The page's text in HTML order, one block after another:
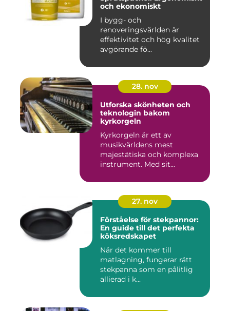
och ekonomiskt
I bygg- och
renoveringsvärlden är
effektivitet och hög kvalitet
avgörande fö...
28. nov
Utforska skönheten och
teknologin bakom
kyrkorgeln
Kyrkorgeln är ett av
musikvärldens mest
majestätiska och komplexa
instrument. Med sit...
27. nov
Förståelse för stekpannor:
En guide till det perfekta
köksredskapet
När det kommer till
matlagning, fungerar rätt
stekpanna som en pålitlig
allierad i k...